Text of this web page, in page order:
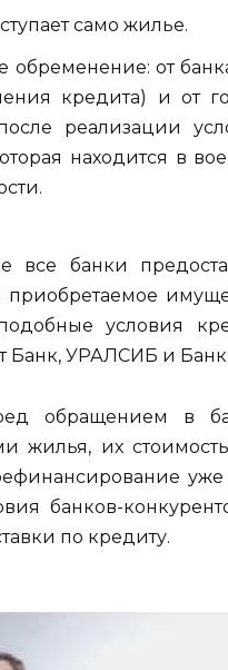
само жилье.
обременение: от
кредита) и от
реализации
находится в
все банки
приобретаемое
условия
Банк, УРАЛСИБ и Банк
обращением в
жилья, их
банков-
по кредиту.